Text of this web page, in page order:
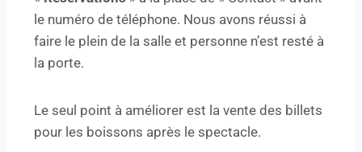
le numéro de téléphone. Nous avons réussi à
faire le plein de la salle et personne n’est resté à
la porte.
Le seul point à améliorer est la vente des billets
pour les boissons après le spectacle.